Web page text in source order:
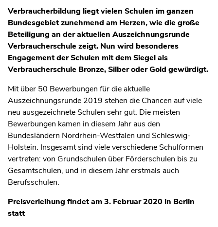
Verbraucherbildung liegt vielen Schulen im ganzen
Bundesgebiet zunehmend am Herzen, wie die große
Beteiligung an der aktuellen Auszeichnungsrunde
Verbraucherschule zeigt. Nun wird besonderes
Engagement der Schulen mit dem Siegel als
Verbraucherschule Bronze, Silber oder Gold gewürdigt.
Mit über 50 Bewerbungen für die aktuelle
Auszeichnungsrunde 2019 stehen die Chancen auf viele
neu ausgezeichnete Schulen sehr gut. Die meisten
Bewerbungen kamen in diesem Jahr aus den
Bundesländern Nordrhein-Westfalen und Schleswig-
Holstein. Insgesamt sind viele verschiedene Schulformen
vertreten: von Grundschulen über Förderschulen bis zu
Gesamtschulen, und in diesem Jahr erstmals auch
Berufsschulen.
Preisverleihung findet am 3. Februar 2020 in Berlin
statt